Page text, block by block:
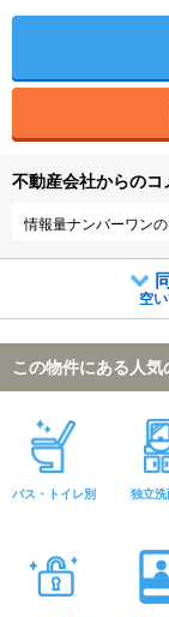
不動産会社からのコ
情報量ナンバーワン
空
この物件にある人
バス・トイレ別 独立洗